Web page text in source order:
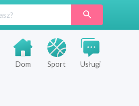
Dom Sport Usługi